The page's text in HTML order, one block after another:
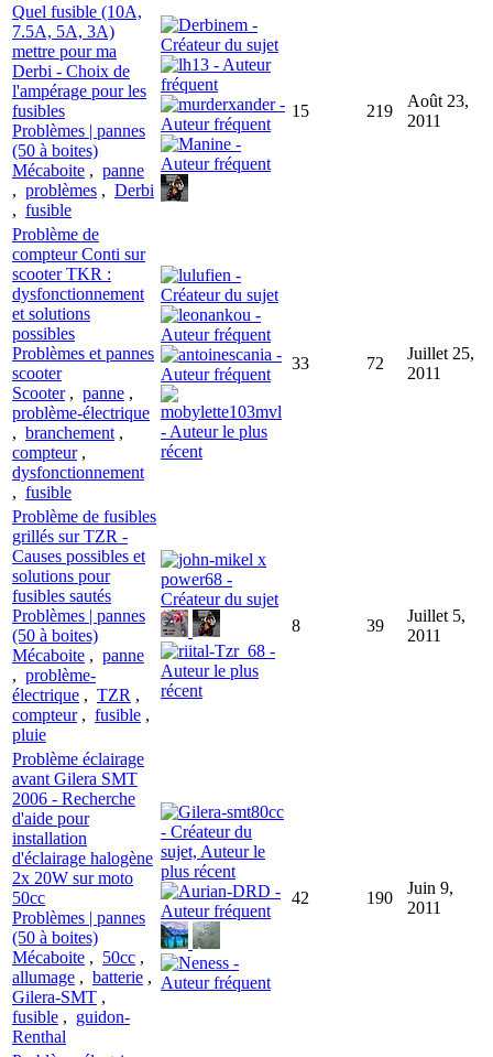
Quel fusible (10A,
7.5A, 5A, 3A)
mettre pour ma
Derbi - Choix de
l'ampérage pour les
fusibles
Problèmes | pannes
(50 à boites)
Mécaboite , panne
, problèmes , Derbi
, fusible
15 219
Août 23,
2011
Problème de
compteur Conti sur
scooter TKR :
dysfonctionnement
et solutions
possibles
Problèmes et pannes
scooter
Scooter, panne ,
problème-électrique
, branchement ,
compteur,
dysfonctionnement
, fusible
33 72
Juillet 25,
2011
Problème de fusibles
grillés sur TZR -
Causes possibles et
solutions pour
fusibles sautés
Problèmes | pannes
(50 à boites)
Mécaboite , panne
, problème-
électrique , TZR ,
compteur, fusible ,
pluie
8 39
Juillet 5,
2011
Problème éclairage
avant Gilera SMT
2006 - Recherche
d'aide pour
installation
d'éclairage halogène
2x 20W sur moto
50cc
Problèmes | pannes
(50 à boites)
Mécaboite , 50cc ,
allumage , batterie ,
Gilera-SMT ,
fusible , guidon-
Renthal
42 190
Juin 9,
2011